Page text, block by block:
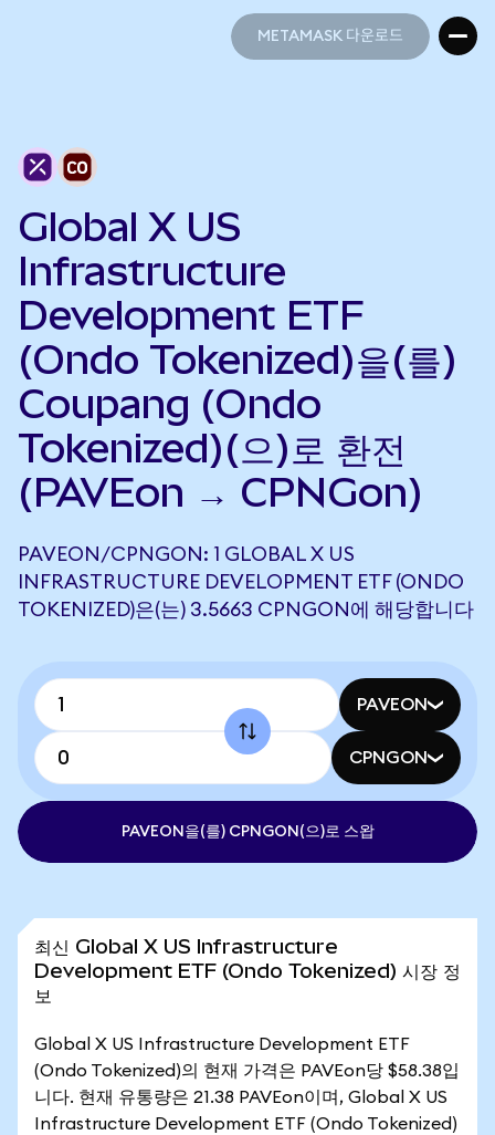
METAMASK 다운로드
Global X US
Infrastructure
Development ETF
(Ondo Tokenized)을(를)
Coupang (Ondo
Tokenized)(으)로 환전
(PAVEon → CPNGon)
PAVEON/CPNGON: 1 GLOBAL X US
INFRASTRUCTURE DEVELOPMENT ETF (ONDO
TOKENIZED)은(는) 3.5663 CPNGON에 해당합니다
PAVEON
CPNGON
PAVEON을(를) CPNGON(으)로 스왑
최신 Global X US Infrastructure
Development ETF (Ondo Tokenized) 시장 정
보
Global X US Infrastructure Development ETF
(Ondo Tokenized)의 현재 가격은 PAVEon당 $58.38입
니다. 현재 유통량은 21.38 PAVEon이며, Global X US
Infrastructure Development ETF (Ondo Tokenized)